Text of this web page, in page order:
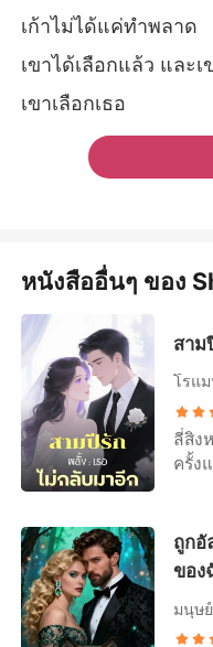
เก้าไม่ได้แค่ทำพลาด
เขาได้เลือกแล้ว และ
เขาเลือกเธอ
หนังสืออื่นๆ ของ
สาม
โรแ
ลี่สิง
ครั้ง
หลง
ไม่ขึ้
ของ
ว่าเ
ถูกอั
ของ
มนุษ